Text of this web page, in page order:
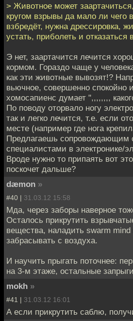
> Животное может
кругом взрывы да мало ли чего
взбредёт, нужна дрессировка,
устать, приболеть и отказаться
Э нет, заартачится лечится
кормом. Гораздо чаще у
как эти животные вывозят!?
вьючное, совершенно спокойно
хомосапиенс думает ",,,,,,,,
По поводу оторвало ногу
так и легко лечится, т.е. если
месте (например где нога
Предлагаешь сопровождающим
специалистами в электронике/
Вроде нужно то припаять вот
поскочет дальше?
dæmon »
#40 | 31.03.12 15:58
Мда, через заборы наверное
Осталось прикрутить
вещества, наладить swarm mind
забрасывать с воздуха.
И научить прыгать поточнее:
на 3-м этаже, остальные
mokh »
#41 | 31.03.12 16:01
А если прикрутить саблю,